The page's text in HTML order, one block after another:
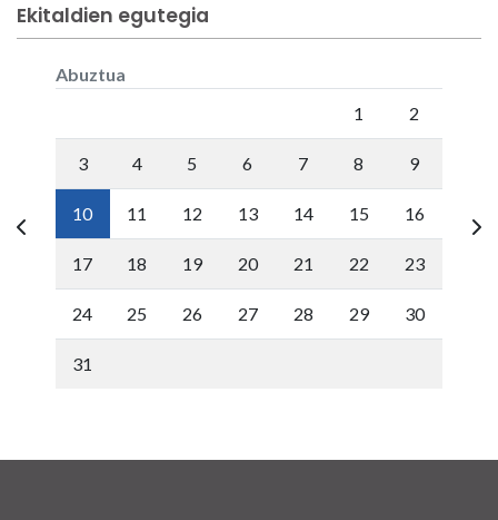
Ekitaldien egutegia
Abuztua
1 2
3 4 5 6 7 8 9
10 11 12 13 14 15 16
17 18 19 20 21 22 23
24 25 26 27 28 29 30
31